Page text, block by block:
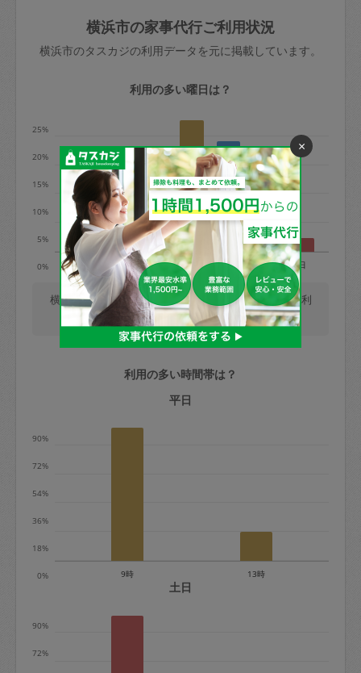
依頼者不在による当日キャンセル＝依頼
金額の100%＋交通費全額
※例：依頼日時／土曜日午前9時開始の場
水曜日9時〜金曜日9時まで＝依頼料金の
50%
金曜日9時～土曜日8時まで＝依頼金額の
100%
土曜日8時〜実施時間＝依頼金額の100%
＋交通費全額
依頼者不在による当日キャンセル＝依頼
金額の100%＋交通費全額
定期契約をキャンセルする場合、毎週定
期は月2回まで隔週定期は月1回までキャ
※キャンセル料金の設定について：
きた場合は損害保険の対象外となるので
ご注意ください。
玉、など
あわせてこちらも参照ください：初めて
はありますか？
横浜市の家事代行ご利用状況
横浜市のタスカジの利用データを元に掲載しています。
利用の多い曜日は？
0%
5%
10%
15%
20%
25%
月 火 水 木 金 土 日
横浜市では、毎週木曜日の利用が最も多く、日曜日の利
用が少ないです。(2026/08/06 時点での更新)
利用の多い時間帯は？
平日
0%
18%
36%
54%
72%
90%
9時 13時
土日
72%
90%
×